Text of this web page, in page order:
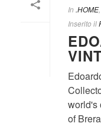
In .HOME,
Inserito il
world's
of